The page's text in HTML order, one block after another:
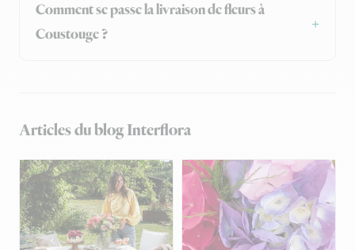
Comment se passe la livraison de fleurs à
Coustouge ?
Articles du blog Interflora